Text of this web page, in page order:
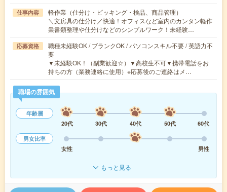
仕事内容
軽作業（仕分け・ピッキング・検品、商品管理）
＼文房具の仕分け／快適！オフィスなど室内のカンタン軽作
業書類整理や仕分けなどのシンプルワーク！未経験…
応募資格
職種未経験OK / ブランクOK / パソコンスキル不要 / 英語力不
要
▼未経験OK！（副業歓迎☆）▼高校生不可▼携帯電話をお
持ちの方（業務連絡に使用）※応募後のご連絡はメ…
職場の雰囲気
年齢層
20代
30代 40代 50代
60代
男女比率
女性
男性
もっと見る